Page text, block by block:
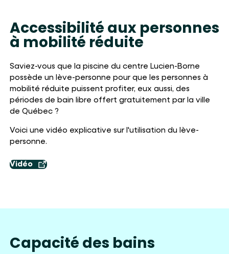
Accessibilité aux personnes
à mobilité réduite
Saviez-vous que la piscine du centre Lucien-Borne
possède un lève-personne pour que les personnes à
mobilité réduite puissent profiter, eux aussi, des
périodes de bain libre offert gratuitement par la ville
de Québec ?
Voici une vidéo explicative sur l'utilisation du lève-
personne.
VidéoOuvrir dans un nouvel onglet
Capacité des bains